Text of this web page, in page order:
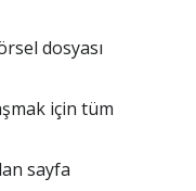
dosyası
için tüm
sayfa